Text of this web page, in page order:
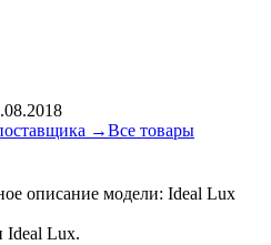
→Все товары
описание модели: Ideal Lux
Ideal Lux.